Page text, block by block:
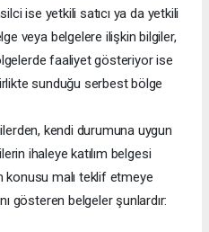
ise yetkili satıcı ya da yetkili
veya belgelere ilişkin bilgiler,
faaliyet gösteriyor ise
sunduğu serbest bölge
kendi durumuna uygun
ihaleye katılım belgesi
konusu malı teklif etmeye
gösteren belgeler şunlardır: